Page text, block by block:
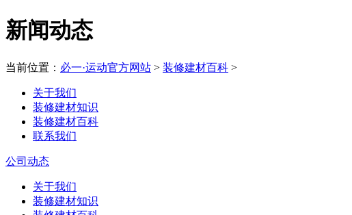
新闻动态
当前位置： 必一·运动官方网站 > 装修建材百科 >
关于我们
装修建材知识
装修建材百科
联系我们
公司动态
关于我们
装修建材知识